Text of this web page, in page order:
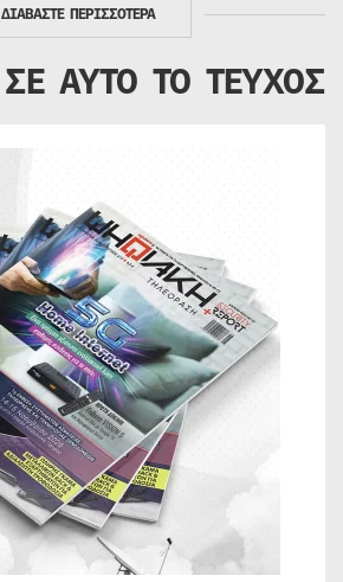
ΔΙΑΒΑΣΤΕ ΠΕΡΙΣΣΟΤΕΡΑ
ΣΕ ΑΥΤΟ ΤΟ ΤΕΥΧΟΣ